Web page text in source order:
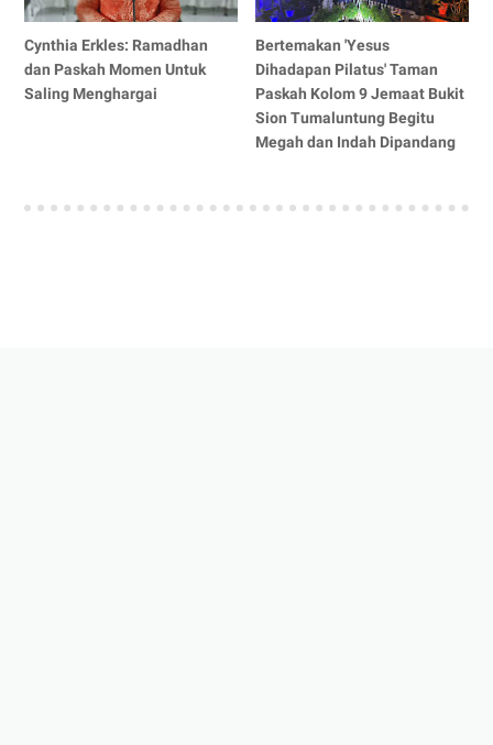
Cynthia Erkles: Ramadhan
dan Paskah Momen Untuk
Saling Menghargai
Bertemakan 'Yesus
Dihadapan Pilatus' Taman
Paskah Kolom 9 Jemaat Bukit
Sion Tumaluntung Begitu
Megah dan Indah Dipandang